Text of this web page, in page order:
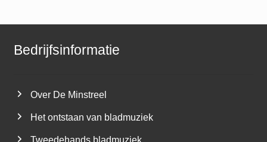
Bedrijfsinformatie
Over De Minstreel
Het ontstaan van bladmuziek
Tweedehands bladmuziek